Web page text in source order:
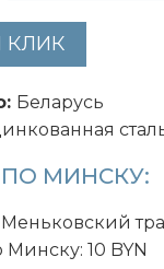
КЛИК
Беларусь
МИНСКУ:
Минску: 10 BYN